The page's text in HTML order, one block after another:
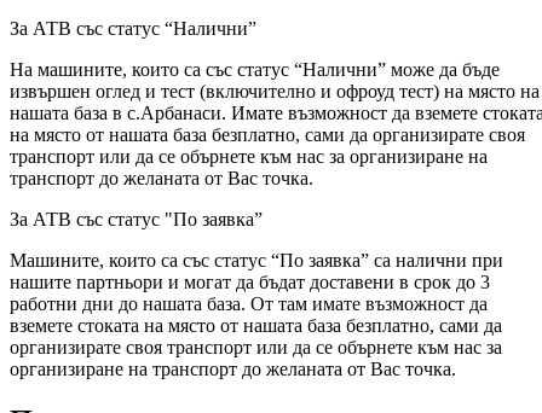
За АТВ със статус “Налични”
На машините, които са със статус “Налични” може да бъде
извършен оглед и тест (включително и офроуд тест) на място на
нашата база в с.Арбанаси. Имате възможност да вземете
на място от нашата база безплатно, сами да организирате своя
транспорт или да се обърнете към нас за организиране на
транспорт до желаната от Вас точка.
За АТВ със статус "По заявка”
Машините, които са със статус “По заявка” са налични при
нашите партньори и могат да бъдат доставени в срок до 3
работни дни до нашата база. От там имате възможност да
вземете стоката на място от нашата база безплатно, сами да
организирате своя транспорт или да се обърнете към нас за
организиране на транспорт до желаната от Вас точка.